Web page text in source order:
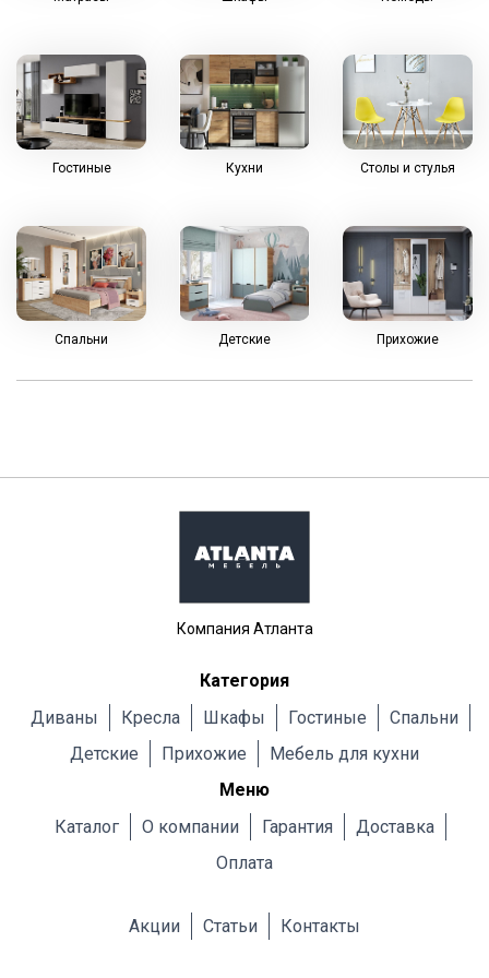
Гостиные Кухни Столы и стулья
Cпальни Детские Прихожие
Компания Атланта
Категория
Диваны
Кресла Шкафы Гостиные
Cпальни
Детские
Прихожие
Мебель для кухни
Меню
Каталог
О компании Гарантия
Доставка
Оплата
Акции Статьи Контакты
Гостиные
КухниСтолы и стулья
Cпальни
Детские
Прихожие
Отзывы